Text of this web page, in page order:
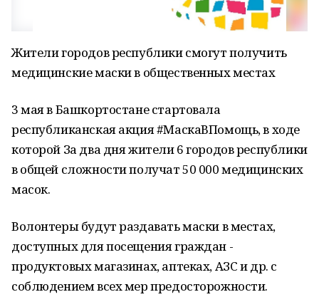
Жители городов республики смогут получить
медицинские маски в общественных местах
3 мая в Башкортостане стартовала
республиканская акция #МаскаВПомощь, в ходе
которой За два дня жители 6 городов республики
в общей сложности получат 50 000 медицинских
масок.
Волонтеры будут раздавать маски в местах,
доступных для посещения граждан -
продуктовых магазинах, аптеках, АЗС и др. с
соблюдением всех мер предосторожности.